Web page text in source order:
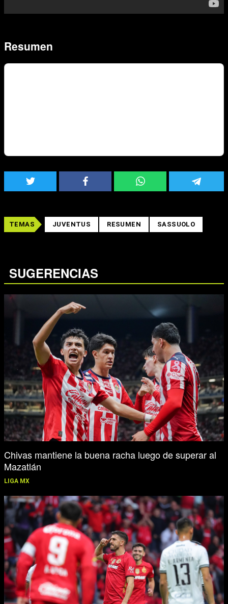
Resumen
TEMAS JUVENTUS RESUMEN SASSUOLO
SUGERENCIAS
Chivas mantiene la buena racha luego de superar al
Mazatlán
LIGA MX